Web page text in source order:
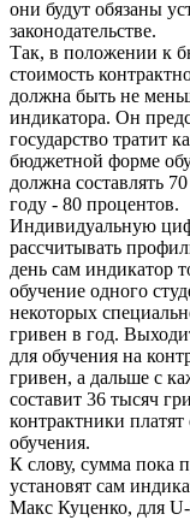
они будут обязаны
законодательстве.
Так, в положении к
стоимость
должна быть не
индикатора. Он
государство тратит
бюджетной форме
должна составлять
году - 80 процентов.
Индивидуальную
рассчитывать
день сам индикатор
обучение одного
некоторых
гривен в год.
для обучения на
гривен, а дальше с
составит 36 тысяч
контрактники
обучения.
К слову, сумма пока
установят сам
Макс Куценко, для